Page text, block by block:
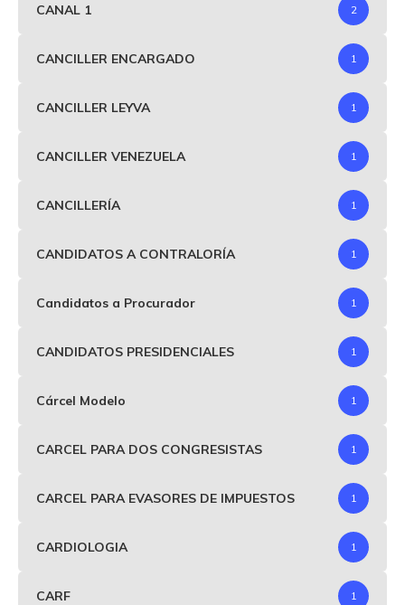
CANAL 1 2
CANCILLER ENCARGADO 1
CANCILLER LEYVA 1
CANCILLER VENEZUELA 1
CANCILLERÍA 1
CANDIDATOS A CONTRALORÍA 1
Candidatos a Procurador 1
CANDIDATOS PRESIDENCIALES 1
Cárcel Modelo 1
CARCEL PARA DOS CONGRESISTAS 1
CARCEL PARA EVASORES DE IMPUESTOS 1
CARDIOLOGIA 1
CARF 1